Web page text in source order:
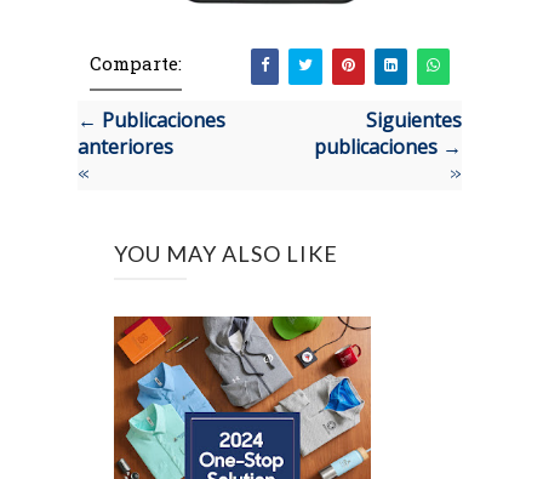
Comparte:
← Publicaciones
anteriores
«
Siguientes
publicaciones →
»
YOU MAY ALSO LIKE